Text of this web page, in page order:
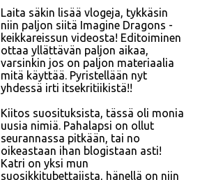
Laita säkin lisää vlogeja, tykkäsin
niin paljon siitä Imagine Dragons -
keikkareissun videosta! Editoiminen
ottaa yllättävän paljon aikaa,
varsinkin jos on paljon materiaalia
mitä käyttää. Pyristellään nyt
yhdessä irti itsekritiikistä!!
Kiitos suosituksista, tässä oli monia
uusia nimiä. Pahalapsi on ollut
seurannassa pitkään, tai no
oikeastaan ihan blogistaan asti!
Katri on yksi mun
suosikkitubettajista, hänellä on niin